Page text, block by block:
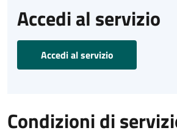
Accedi al servizio
Accedi al servizio
Condizioni di